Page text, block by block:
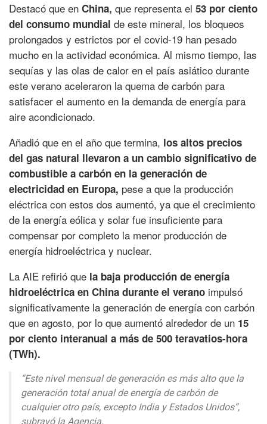
Destacó que en China, que representa el 53 por ciento
del consumo mundial de este mineral, los bloqueos
prolongados y estrictos por el covid-19 han pesado
mucho en la actividad económica. Al mismo tiempo, las
sequías y las olas de calor en el país asiático durante
este verano aceleraron la quema de carbón para
satisfacer el aumento en la demanda de energía para
aire acondicionado.
Añadió que en el año que termina, los altos precios
del gas natural llevaron a un cambio significativo de
combustible a carbón en la generación de
electricidad en Europa, pese a que la producción
eléctrica con estos dos aumentó, ya que el crecimiento
de la energía eólica y solar fue insuficiente para
compensar por completo la menor producción de
energía hidroeléctrica y nuclear.
La AIE refirió que la baja producción de energía
hidroeléctrica en China durante el verano impulsó
significativamente la generación de energía con carbón
que en agosto, por lo que aumentó alrededor de un 15
por ciento interanual a más de 500 teravatios-hora
(TWh).
“Este nivel mensual de generación es más alto que la
generación total anual de energía de carbón de
cualquier otro país, excepto India y Estados Unidos”,
subrayó la Agencia.